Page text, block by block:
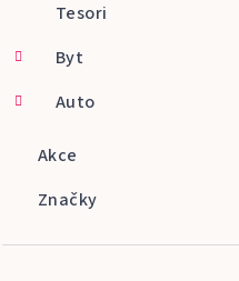
Tesori
Byt
Auto
Akce
Značky